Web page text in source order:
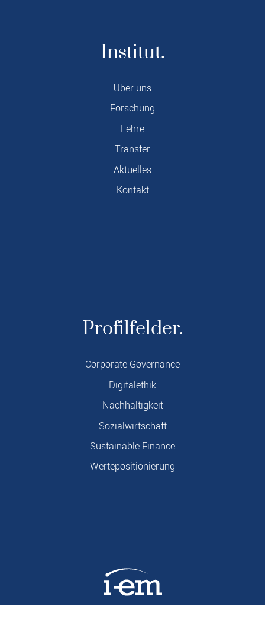
Institut.
Über uns
Forschung
Lehre
Transfer
Aktuelles
Kontakt
Profilfelder.
Corporate Governance
Digitalethik
Nachhaltigkeit
Sozialwirtschaft
Sustainable Finance
Wertepositionierung